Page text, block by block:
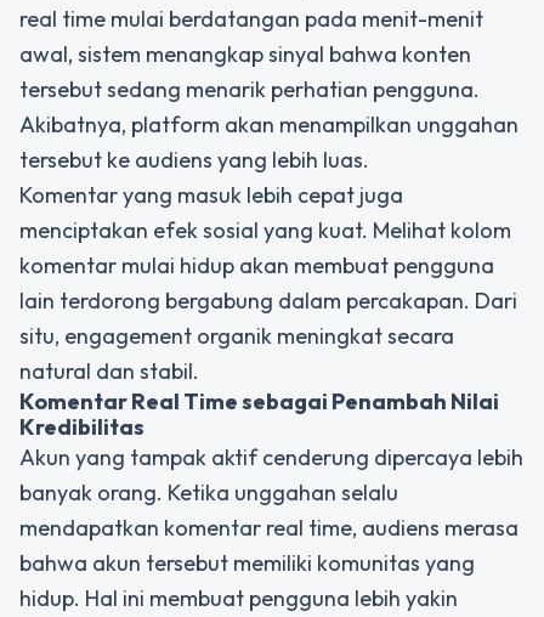
real time mulai berdatangan pada menit-menit
awal, sistem menangkap sinyal bahwa konten
tersebut sedang menarik perhatian pengguna.
Akibatnya, platform akan menampilkan unggahan
tersebut ke audiens yang lebih luas.
Komentar yang masuk lebih cepat juga
menciptakan efek sosial yang kuat. Melihat kolom
komentar mulai hidup akan membuat pengguna
lain terdorong bergabung dalam percakapan. Dari
situ, engagement organik meningkat secara
natural dan stabil.
Komentar Real Timesebagai Penambah Nilai
Kredibilitas
Akun yang tampak aktif cenderung dipercaya lebih
banyak orang. Ketika unggahan selalu
mendapatkan komentar real time, audiens merasa
bahwa akun tersebut memiliki komunitas yang
hidup. Hal ini membuat pengguna lebih yakin